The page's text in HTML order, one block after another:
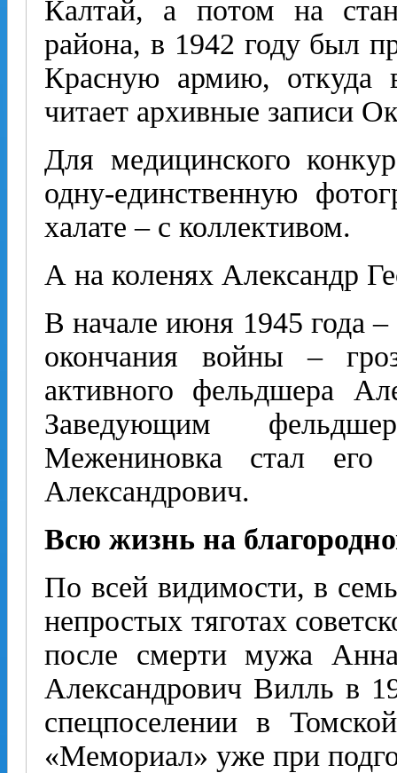
Калтай, а потом на
района, в 1942 году был
Красную армию, откуда
читает архивные записи
Для медицинского
одну-единственную
халате – с коллективом.
А на коленях Александр
В начале июня 1945 года
окончания войны –
активного фельдшера
Заведующим
Межениновка стал
Александрович.
Всю жизнь на
По всей видимости, в
непростых тяготах
после смерти мужа
Александрович Вилль в
спецпоселении в
«Мемориал» уже при